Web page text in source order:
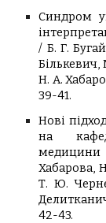
Синдром
/ Б. Г.
Бількевич,
Н. А.
39-41.
Нові
на
медицини
Хабарова,
Т. Ю.
42-43.